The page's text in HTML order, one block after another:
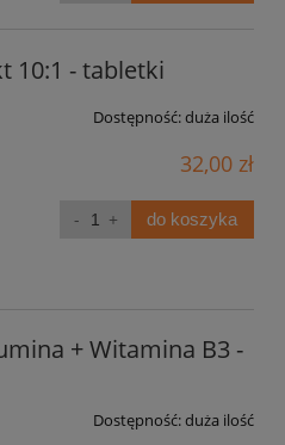
10:1 - tabletki
Dostępność:duża ilość
32,00 zł
do koszyka
+ Witamina B3 -
Dostępność:duża ilość